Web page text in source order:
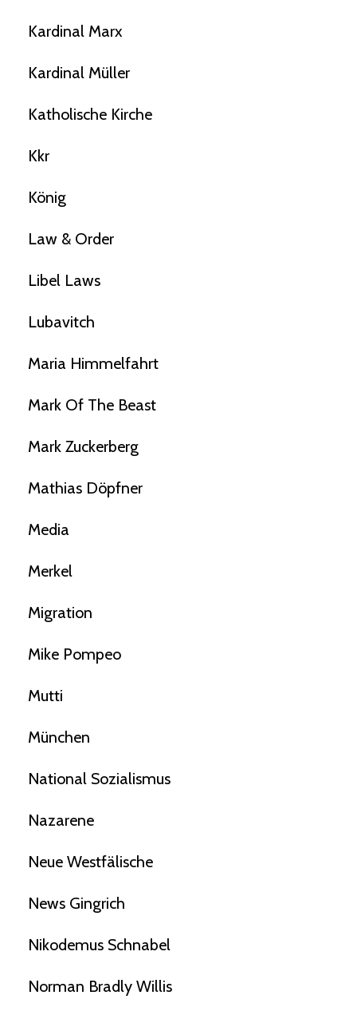
Kardinal Marx
Kardinal Müller
Katholische Kirche
Kkr
König
Law & Order
Libel Laws
Lubavitch
Maria Himmelfahrt
Mark Of The Beast
Mark Zuckerberg
Mathias Döpfner
Media
Merkel
Migration
Mike Pompeo
Mutti
München
National Sozialismus
Nazarene
Neue Westfälische
News Gingrich
Nikodemus Schnabel
Norman Bradly Willis